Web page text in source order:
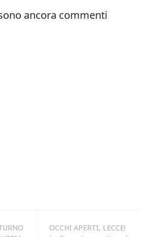
OCCHI APERTI, LECCE!